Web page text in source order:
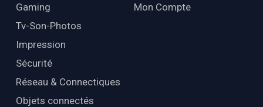
Gaming
Tv-Son-Photos
Impression
Sécurité
Réseau & Connectiques
Objets connectés
Mon Compte